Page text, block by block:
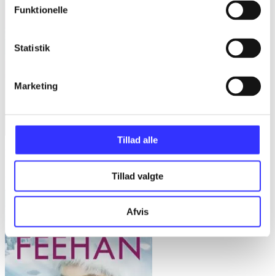
Funktionelle
Statistik
Marketing
Tillad alle
Tillad valgte
Afvis
Realms of wrath & ruin